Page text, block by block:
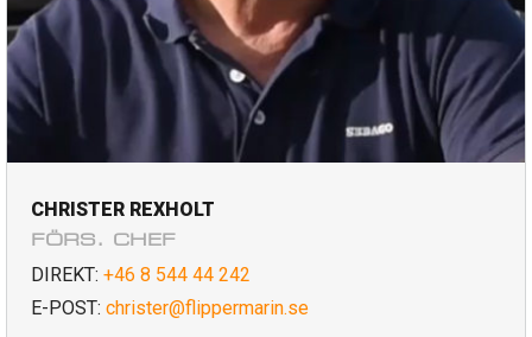
CHRISTER REXHOLT
FÖRS. CHEF
DIREKT: +46 8 544 44 242
E-POST: christer@flippermarin.se